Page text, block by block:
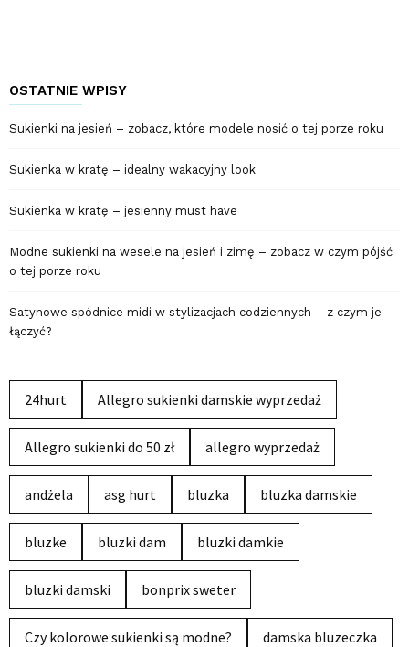
OSTATNIE WPISY
Sukienki na jesień – zobacz, które modele nosić o tej porze roku
Sukienka w kratę – idealny wakacyjny look
Sukienka w kratę – jesienny must have
Modne sukienki na wesele na jesień i zimę – zobacz w czym pójść
o tej porze roku
Satynowe spódnice midi w stylizacjach codziennych – z czym je
łączyć?
24hurt Allegro sukienki damskie wyprzedaż
Allegro sukienki do 50 zł allegro wyprzedaż
andżela asg hurt bluzka bluzka damskie
bluzke bluzki dam bluzki damkie
bluzki damski bonprix sweter
Czy kolorowe sukienki są modne? damska bluzeczka